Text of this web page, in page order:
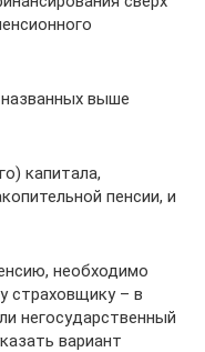
выше
капитала,
пенсии, и
необходимо
страховщику – в
негосударственный
вариант